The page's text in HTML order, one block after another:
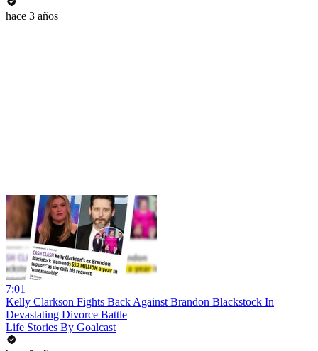
hace 3 años
7:01
Kelly Clarkson Fights Back Against Brandon Blackstock In
Devastating Divorce Battle
Life Stories By Goalcast